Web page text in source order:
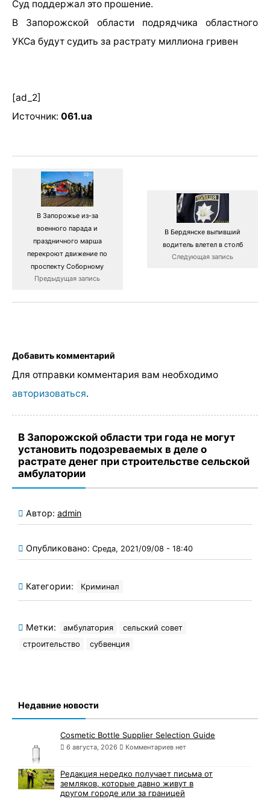
Суд поддержал это прошение.
В Запорожской области подрядчика областного
УКСа будут судить за растрату миллиона гривен
[ad_2]
Источник: 061.ua
В Запорожье из-за
военного парада и
праздничного марша
перекроют движение по
проспекту Соборному
Предыдущая запись
В Бердянске выпивший
водитель влетел в столб
Следующая запись
Добавить комментарий
Для отправки комментария вам необходимо
авторизоваться.
В Запорожской области три года не могут
установить подозреваемых в деле о
растрате денег при строительстве сельской
амбулатории
Автор: admin
Опубликовано: Среда, 2021/09/08 - 18:40
Категории: Криминал
Метки: амбулатория
сельский совет
строительство
субвенция
Недавние новости
Cosmetic Bottle Supplier Selection Guide
6 августа, 2026 Комментариев нет
Редакция нередко получает письма от
земляков, которые давно живут в
другом городе или за границей